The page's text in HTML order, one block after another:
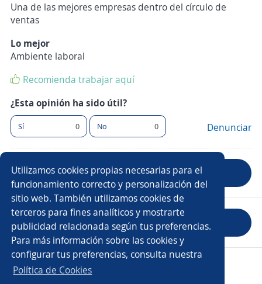
Utilizamos cookies propias necesarias para el
funcionamiento correcto y personalización del
sitio web. También utilizamos cookies de
terceros para fines analíticos y mostrarte
publicidad relacionada según tus preferencias.
Para más información sobre las cookies y
configurar tus preferencias, consulta nuestra
Política de Cookies
Una de las mejores empresas dentro del círculo de
ventas
Lo mejor
Ambiente laboral
Recomienda trabajar aquí
¿Esta opinión ha sido útil?
Sí 0 No 0 Denunciar
Anterior Siguiente
Evaluar empresa
Copyright 2014 - 2026 DGNET LTD.
Aviso legal